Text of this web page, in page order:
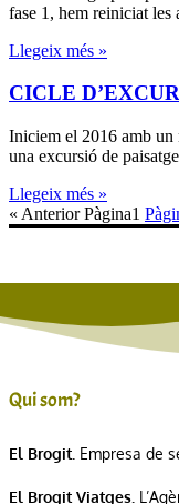
fase 1, hem reiniciat les
Llegeix més »
CICLE
Iniciem el 2016 amb un
una excursió de
Llegeix més »
« Anterior Pàgina1
Qui som?
El Brogit. Empresa de
El Brogit Viatges.